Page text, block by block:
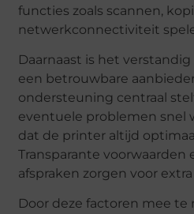
functies zoals scannen,
netwerkconnectiviteit
Daarnaast is het
een betrouwbare
ondersteuning centraal
eventuele problemen snel
dat de printer altijd
Transparante voorwaarden
afspraken zorgen voor
Door deze factoren mee te